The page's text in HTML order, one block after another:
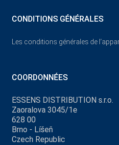
CONDITIONS GÉNÉRALES
Les conditions générales de
COORDONNÉES
ESSENS DISTRIBUTION s.r.o.
Zaoralova 3045/1e
628 00
Brno - Líšeň
Czech Republic